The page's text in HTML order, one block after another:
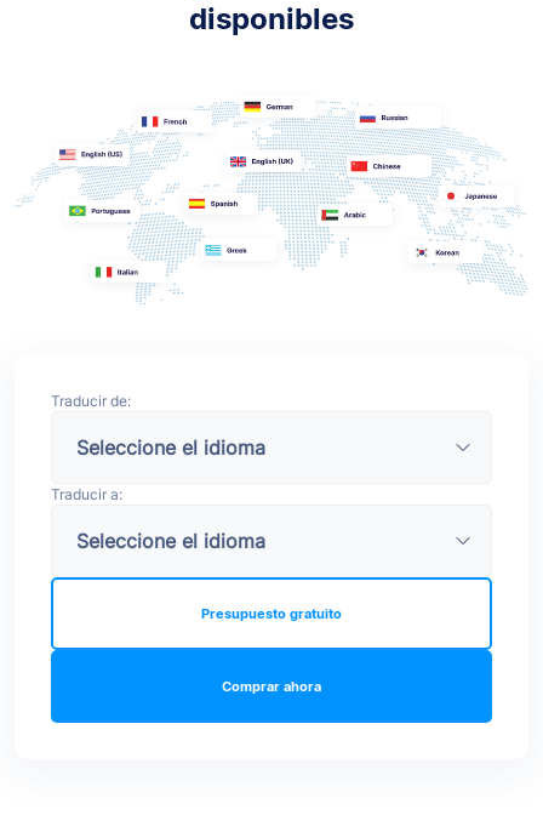
disponibles
Traducir de:
Traducir a:
Comprar ahora
Presupuesto gratuito